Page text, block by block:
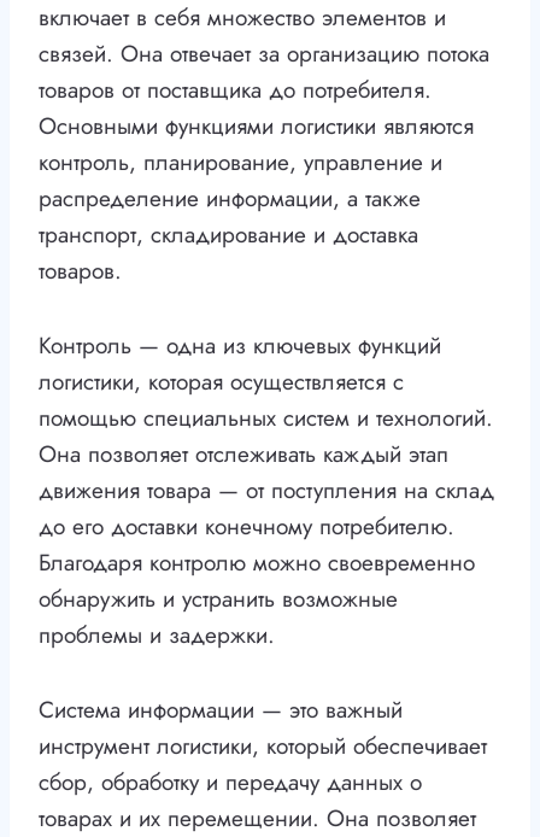
включает в себя множество элементов и
связей. Она отвечает за организацию потока
товаров от поставщика до потребителя.
Основными функциями логистики являются
контроль, планирование, управление и
распределение информации, а также
транспорт, складирование и доставка
товаров.
Контроль — одна из ключевых функций
логистики, которая осуществляется с
помощью специальных систем и технологий.
Она позволяет отслеживать каждый этап
движения товара — от поступления на склад
до его доставки конечному потребителю.
Благодаря контролю можно своевременно
обнаружить и устранить возможные
проблемы и задержки.
Система информации — это важный
инструмент логистики, который обеспечивает
сбор, обработку и передачу данных о
товарах и их перемещении. Она позволяет